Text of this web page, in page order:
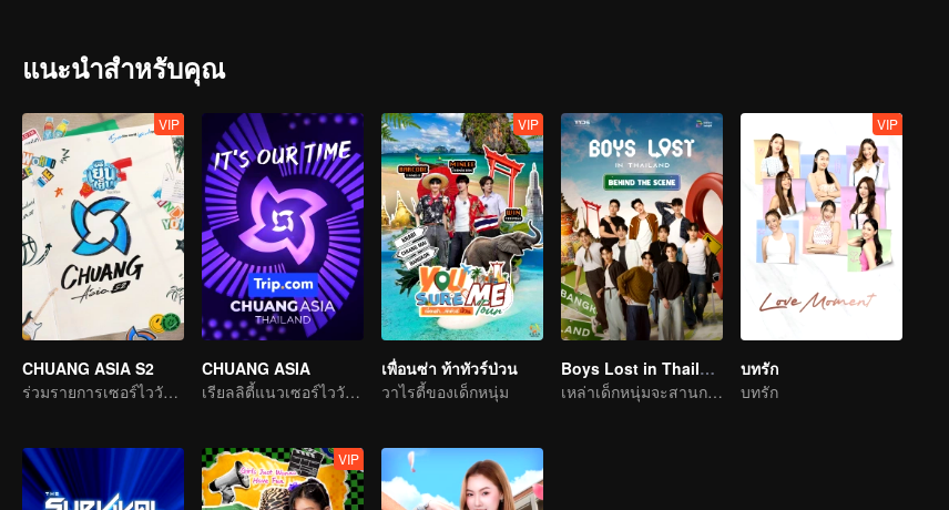
แนะนำสำหรับคุณ
VIP
CHUANG ASIA S2
ร่วมรายการเซอร์ไววัลแห่งเอเชีย เลือกไอดอลที่คุณชอบ
CHUANG ASIA
เรียลลิตี้แนวเซอร์ไววัลไอดอลเกิร์ลกรุ๊ป
VIP
เพื่อนซ่า ท้าทัวร์ป่วน
วาไรตี้ของเด็กหนุ่ม
Boys Lost in Thailand·Behind the Scene
เหล่าเด็กหนุ่มจะสานการเดินทางในฝันให้เป็นจริงได้ไหม
VIP
บทรัก
บทรัก
VIP